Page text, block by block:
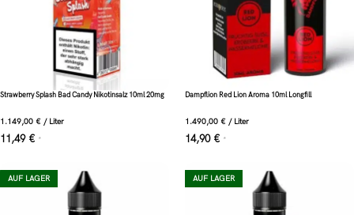
Strawberry Splash Bad Candy Nikotinsalz 10ml 20mg
1.149,00 € / Liter
11,49 € *
Dampflion Red Lion Aroma 10ml Longfill
1.490,00 € / Liter
14,90 € *
AUF LAGER AUF LAGER